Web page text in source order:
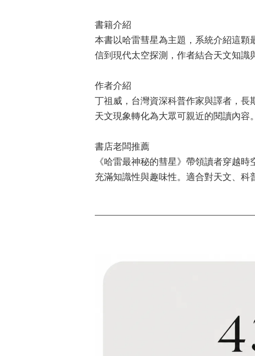
書籍介紹
本書以哈雷彗星為主題，系統介紹這顆
信到現代太空探測，作者結合天文知識
作者介紹
丁祖威，台灣資深科普作家與譯者，
天文現象轉化為大眾可親近的閱讀內容。
書店老闆推薦
《哈雷最神秘的彗星》帶領讀者穿越
充滿知識性與趣味性。適合對天文、科